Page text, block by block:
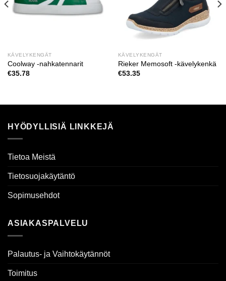
KÄVELYKENGÄT
Coolway -nahkatennarit
€35.78
KÄVELYKENGÄT
Rieker Memosoft -kävelykenkä
€53.35
HYÖDYLLISIÄ LINKKEJÄ
Tietoa Meistä
Tietosuojakäytäntö
Sopimusehdot
ASIAKASPALVELU
Palautus- ja Vaihtokäytännöt
Toimitus